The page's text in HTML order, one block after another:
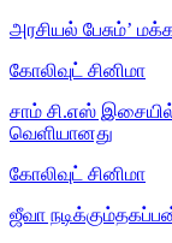
அரசியல் பேசும்’
கோலிவுட் சினிமா
சாம் சி.எஸ் இசையில்
வெளியானது
கோலிவுட் சினிமா
ஜீவா